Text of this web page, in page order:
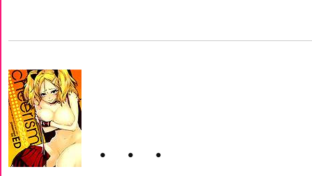
・・・